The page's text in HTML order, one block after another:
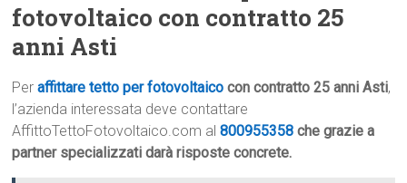
fotovoltaico con contratto 25
anni Asti
Peraffittare tetto per fotovoltaico con contratto 25 anni Asti,
l’azienda interessata deve contattare
AffittoTettoFotovoltaico.com al800955358 che grazie a
partner specializzati darà risposte concrete.